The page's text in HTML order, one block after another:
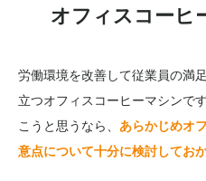
オフィスコーヒ
労働環境を改善して従業員の満
立つオフィスコーヒーマシンで
こうと思うなら、 あらかじめオ
意点について十分に検討してお